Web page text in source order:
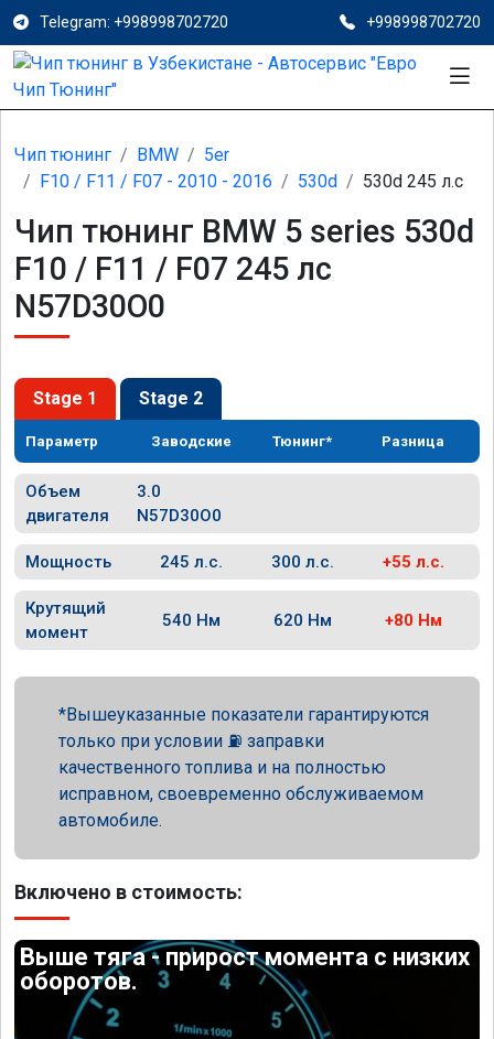
Telegram: +998998702720 +998998702720
Чип тюнинг BMW
5er
F10 / F11 / F07 - 2010 - 2016
530d 530d 245 л.с
Чип тюнинг BMW 5 series 530d
F10 / F11 / F07 245 лс
N57D30O0
Stage 1 Stage 2
Параметр Заводские Тюнинг* Разница
Объем
двигателя
3.0
N57D30O0
Мощность 245 л.с. 300 л.с. +55 л.с.
Крутящий
момент
540 Нм 620 Нм +80 Нм
Вышеуказанные показатели гарантируются
только при условии ⛽ заправки
качественного топлива и на полностью
исправном, своевременно обслуживаемом
автомобиле.
Включено в стоимость:
Выше тяга - прирост момента с низких
оборотов.